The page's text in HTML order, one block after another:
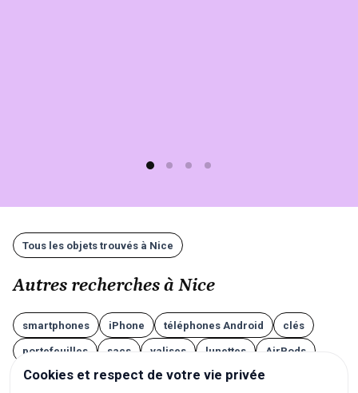
Tous les objets trouvés à Nice
Autres recherches à Nice
smartphones iPhone téléphones Android clés
portefeuilles sacs valises lunettes AirPods
écouteurs casques audio ordinateurs
Cookies et respect de votre vie privée